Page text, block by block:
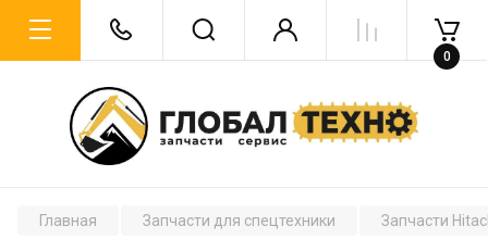
0
Главная Запчасти для спецтехники Запчасти